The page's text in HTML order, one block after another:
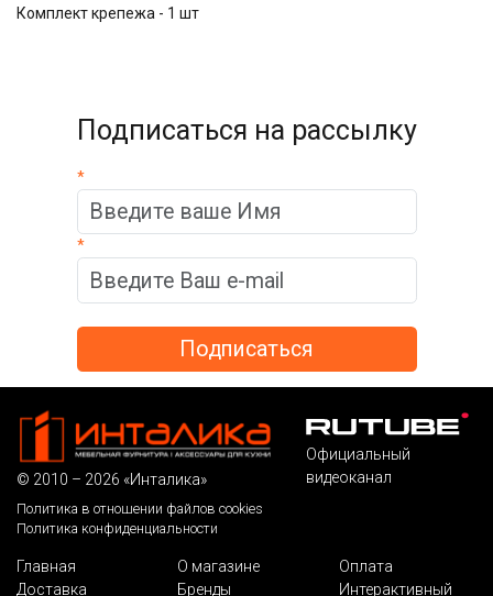
Комплект крепежа - 1 шт
Подписаться на рассылку
*
*
© 2010 – 2026 «Инталика»
Политика в отношении файлов cookies
Политика конфиденциальности
Официальный
видеоканал
Главная О магазине
Оплата
Доставка
Бренды Интерактивный